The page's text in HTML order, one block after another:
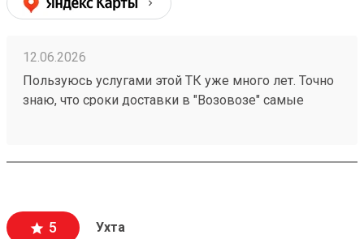
12.06.2026
Пользуюсь услугами этой ТК уже много лет. Точно
знаю, что сроки доставки в "Возовозе" самые
доставки везде постоянно растет, именно в
5 Ухта